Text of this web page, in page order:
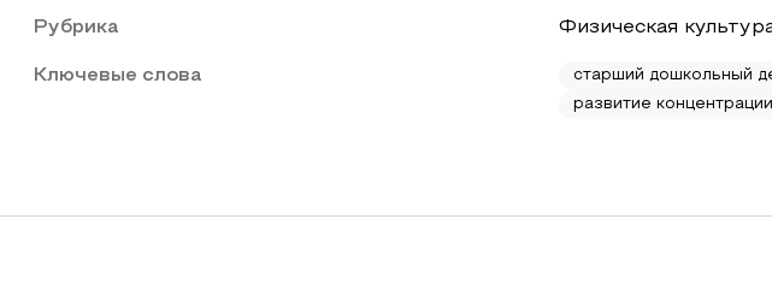
Рубрика Физическая
Ключевые слова старший дошкольный
развитие